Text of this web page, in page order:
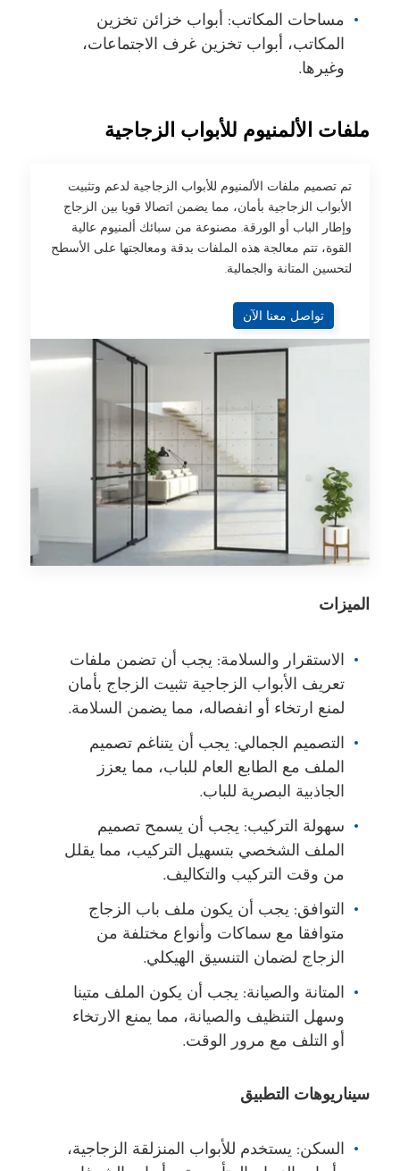
مساحات المكاتب: أبواب خزائن تخزين
المكاتب، أبواب تخزين غرف الاجتماعات،
وغيرها.
ملفات الألمنيوم للأبواب الزجاجية
تم تصميم ملفات الألمنيوم للأبواب الزجاجية لدعم وتثبيت
الأبواب الزجاجية بأمان، مما يضمن اتصالا قويا بين الزجاج
وإطار الباب أو الورقة. مصنوعة من سبائك ألمنيوم عالية
القوة، تتم معالجة هذه الملفات بدقة ومعالجتها على الأسطح
لتحسين المتانة والجمالية.
تواصل معنا الآن
الميزات
الاستقرار والسلامة: يجب أن تضمن ملفات
تعريف الأبواب الزجاجية تثبيت الزجاج بأمان
لمنع ارتخاء أو انفصاله، مما يضمن السلامة.
التصميم الجمالي: يجب أن يتناغم تصميم
الملف مع الطابع العام للباب، مما يعزز
الجاذبية البصرية للباب.
سهولة التركيب: يجب أن يسمح تصميم
الملف الشخصي بتسهيل التركيب، مما يقلل
من وقت التركيب والتكاليف.
التوافق: يجب أن يكون ملف باب الزجاج
متوافقا مع سماكات وأنواع مختلفة من
الزجاج لضمان التنسيق الهيكلي.
المتانة والصيانة: يجب أن يكون الملف متينا
وسهل التنظيف والصيانة، مما يمنع الارتخاء
أو التلف مع مرور الوقت.
سيناريوهات التطبيق
السكن: يستخدم للأبواب المنزلقة الزجاجية،